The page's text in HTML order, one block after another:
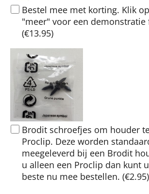
Bestel mee met korting. Klik
"meer" voor een
(€13.95)
Brodit schroefjes om houder
Proclip. Deze worden
meegeleverd bij een Brodit
u alleen een Proclip dan kunt
beste nu mee bestellen. (€2.95)